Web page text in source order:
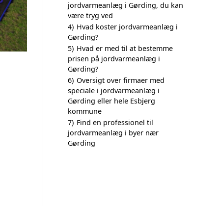
jordvarmeanlæg i Gørding, du kan
være tryg ved
4) Hvad koster jordvarmeanlæg i
Gørding?
5) Hvad er med til at bestemme
prisen på jordvarmeanlæg i
Gørding?
6) Oversigt over firmaer med
speciale i jordvarmeanlæg i
Gørding eller hele Esbjerg
kommune
7) Find en professionel til
jordvarmeanlæg i byer nær
Gørding